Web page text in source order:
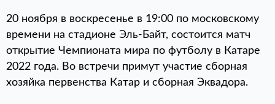
20 ноября в воскресенье в 19:00 по московскому
времени на стадионе Эль-Байт, состоится матч
открытие Чемпионата мира по футболу в Катаре
2022 года. Во встречи примут участие сборная
хозяйка первенства Катар и сборная Эквадора.